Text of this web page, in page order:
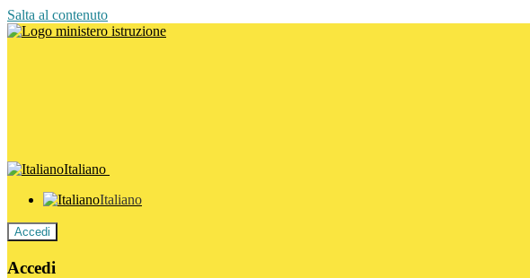
Salta al contenuto
Italiano
Italiano
Accedi
Accedi